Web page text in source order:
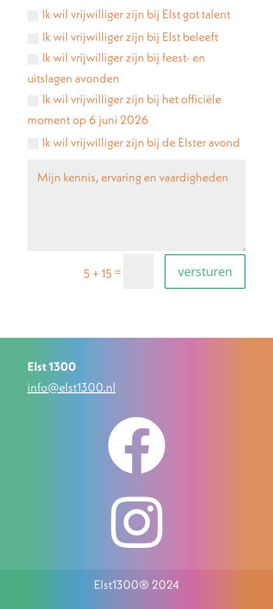
Ik wil vrijwilliger zijn bij Elst got talent
Ik wil vrijwilliger zijn bij Elst beleeft
Ik wil vrijwilliger zijn bij feest- en
uitslagen avonden
Ik wil vrijwilliger zijn bij het officiële
moment op 6 juni 2026
Ik wil vrijwilliger zijn bij de Elster avond
5 + 15 = versturen
Elst 1300
info@elst1300.nl


Elst1300® 2024